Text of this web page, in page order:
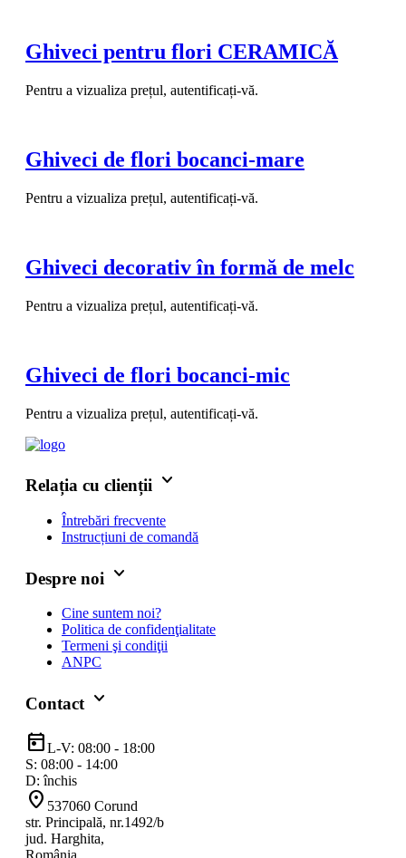
Ghiveci pentru flori CERAMICĂ
Pentru a vizualiza prețul, autentificați-vă.
Ghiveci de flori bocanci-mare
Pentru a vizualiza prețul, autentificați-vă.
Ghiveci decorativ în formă de melc
Pentru a vizualiza prețul, autentificați-vă.
Ghiveci de flori bocanci-mic
Pentru a vizualiza prețul, autentificați-vă.
Relația cu clienții keyboard_arrow_down
Întrebări frecvente
Instrucțiuni de comandă
Despre noi keyboard_arrow_down
Cine suntem noi?
Politica de confidenţialitate
Termeni şi condiţii
ANPC
Contact keyboard_arrow_down
todayL-V: 08:00 - 18:00
S: 08:00 - 14:00
D: închis
location_on 537060 Corund
str. Principală, nr.1492/b
jud. Harghita,
România